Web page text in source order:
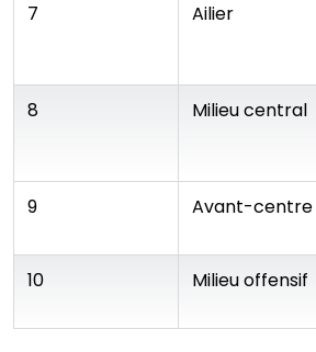
7 Ailier
8 Milieu central
9 Avant-centre
10 Milieu offensif